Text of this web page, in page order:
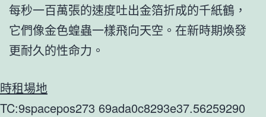
每秒一百萬張的速度吐出金箔折成的千紙鶴，
它們像金色蝗蟲一樣飛向天空。在新時期煥發
更耐久的性命力。
時租場地
TC:9spacepos273 69ada0c8293e37.56259290